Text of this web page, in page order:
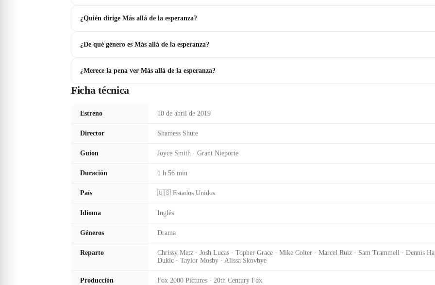
¿Quién dirige Más allá de la esperanza?
¿De qué género es Más allá de la esperanza?
¿Merece la pena ver Más allá de la esperanza?
Ficha técnica
Estreno 10 de abril de 2019
Director Shamess Shute
Guion Joyce Smith · Grant Nieporte
Duración 1 h 56 min
País 🇺🇸 Estados Unidos
Idioma Inglés
Géneros Drama
Reparto
Chrissy Metz · Josh Lucas · Topher Grace · Mike Colter · Marcel Ruiz · Sam Trammell · Dennis
Dukic · Taylor Mosby · Alissa Skovbye
Producción Fox 2000 Pictures · 20th Century Fox